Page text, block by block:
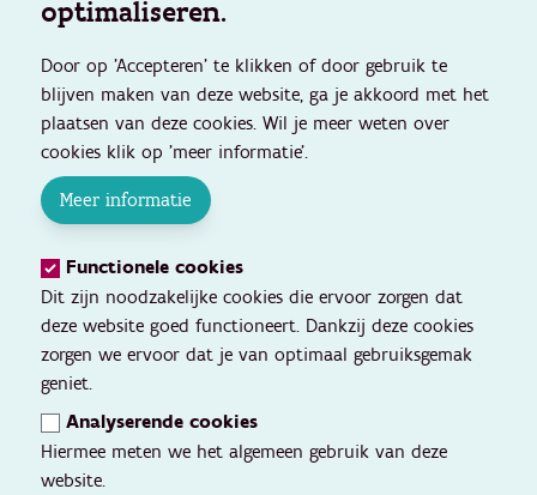
optimaliseren.
Door op 'Accepteren' te klikken of door gebruik te
blijven maken van deze website, ga je akkoord met het
plaatsen van deze cookies. Wil je meer weten over
cookies klik op 'meer informatie'.
Meer informatie
Functionele cookies
Dit zijn noodzakelijke cookies die ervoor zorgen dat
deze website goed functioneert. Dankzij deze cookies
zorgen we ervoor dat je van optimaal gebruiksgemak
geniet.
Analyserende cookies
Hiermee meten we het algemeen gebruik van deze
website.